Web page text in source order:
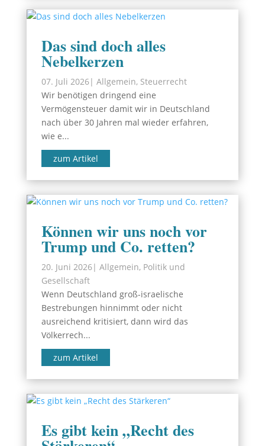
Das sind doch alles
Nebelkerzen
07. Juli 2026| Allgemein, Steuerrecht
Wir benötigen dringend eine
Vermögensteuer damit wir in Deutschland
nach über 30 Jahren mal wieder erfahren,
wie e...
zum Artikel
Können wir uns noch vor
Trump und Co. retten?
20. Juni 2026| Allgemein, Politik und
Gesellschaft
Wenn Deutschland groß-israelische
Bestrebungen hinnimmt oder nicht
ausreichend kritisiert, dann wird das
Völkerrech...
zum Artikel
Es gibt kein „Recht des